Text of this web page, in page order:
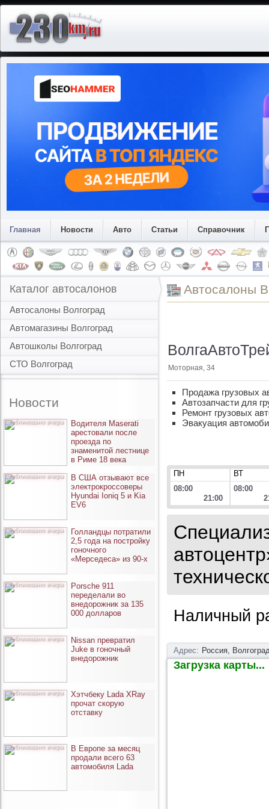
Главная Новости Авто Статьи Справочник
Каталог автосалонов
Автосалоны Волгоград
Автомагазины Волгоград
Автошколы Волгоград
СТО Волгоград
Новости
опубликовано вчера
Водителя Maserati
арестовали после
проезда по
знаменитой лестнице
в Риме 18 века
опубликовано вчера
В США отзывают все
электрокроссоверы
Hyundai Ioniq 5 и Kia
EV6
опубликовано вчера
Голландцы потратили
2,5 года на постройку
гоночного
«Мерседеса» из 90-х
опубликовано вчера
Porsche 911
переделали во
внедорожник за 135
000 долларов
опубликовано вчера
Nissan превратил
Juke в гоночный
внедорожник
опубликовано вчера
Хэтчбеку Lada XRay
прочат скорую
отставку
опубликовано вчера
В Европе за месяц
продали всего 63
автомобиля Lada
Автоcалоны
Моторная, 34
Продажа грузовых
Автозапчасти для
Ремонт грузовых
Эвакуация
ПН
ВТ
08:00
21:00
08:00
Наличный
Адрес: Россия,
Загрузка карты...